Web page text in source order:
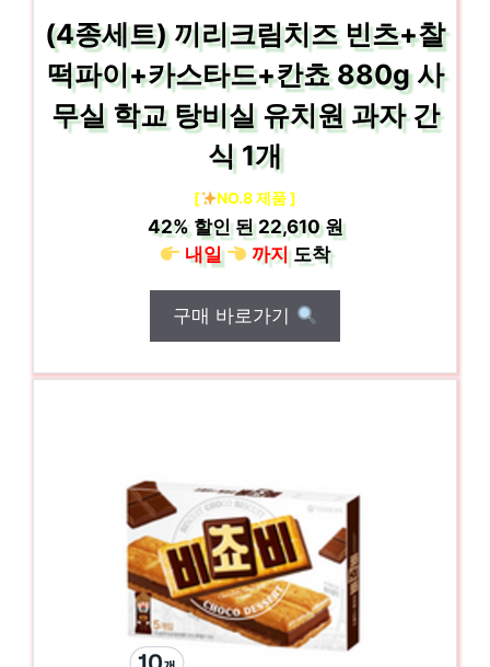
(4종세트) 끼리크림치즈 빈츠+찰
떡파이+카스타드+칸쵸 880g 사
무실 학교 탕비실 유치원 과자 간
식 1개
[ NO.8 제품 ]
42%할인 된22,610 원
내일
까지도착
구매 바로가기